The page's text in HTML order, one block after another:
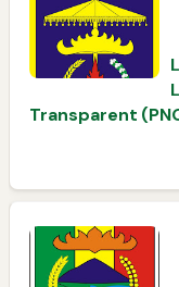
Transparent